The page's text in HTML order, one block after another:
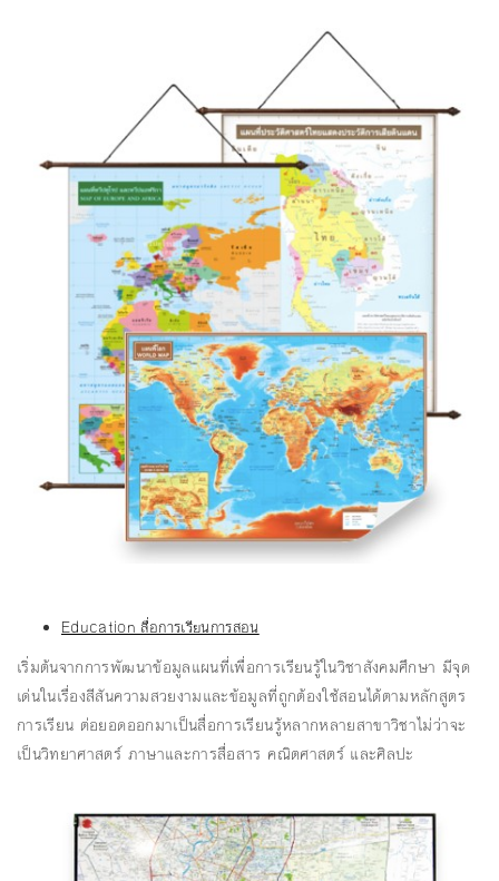
Education สื่อการเรียนการสอน
เริ่มต้นจากการพัฒนาข้อมูลแผนที่เพื่อการเรียนรู้ในวิชาสังคมศึกษา มีจุด
เด่นในเรื่องสีสันความสวยงามและข้อมูลที่ถูกต้องใช้สอนได้ตามหลักสูตร
การเรียน ต่อยอดออกมาเป็นสื่อการเรียนรู้หลากหลายสาขาวิชาไม่ว่าจะ
เป็นวิทยาศาสตร์ ภาษาและการสื่อสาร คณิตศาสตร์ และศิลปะ